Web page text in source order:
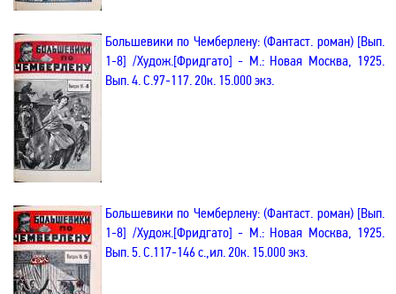
Большевики по Чемберлену:(Фантаст. роман) [Вып.
1-8] /Худож.[Фридгато] - М.: Новая Москва, 1925.
Вып. 4. С.97-117. 20к. 15.000 экз.
Большевики по Чемберлену:(Фантаст. роман) [Вып.
1-8] /Худож.[Фридгато] - М.: Новая Москва, 1925.
Вып. 5. С.117-146с.,ил. 20к. 15.000 экз.